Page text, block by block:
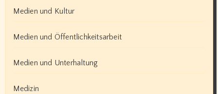
Medien und Kultur
Medien und Öffentlichkeitsarbeit
Medien und Unterhaltung
Medizin